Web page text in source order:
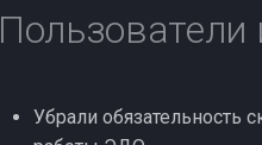
Пользователи
Убрали обязательность